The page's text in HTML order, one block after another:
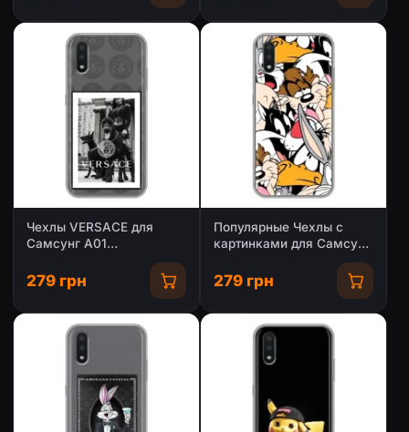
Чехлы VERSACE для
Самсунг А01
279 грн
Популярные Чехлы с
картинками для Самсунг
279 грн